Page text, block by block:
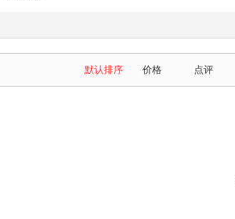
默认排序 价格 点评